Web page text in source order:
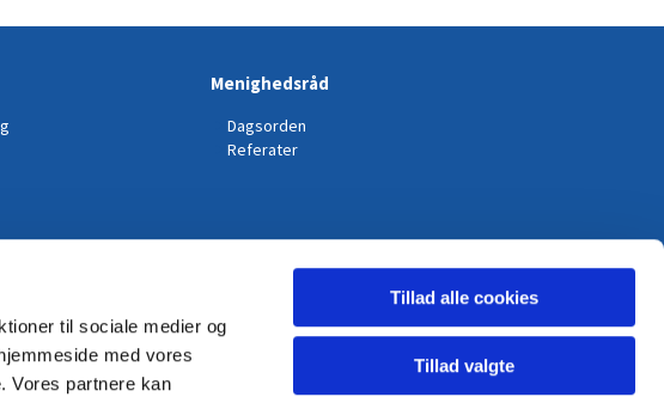
til sociale medier og
med vores
Vores partnere kan
Tillad alle cookies
Tillad valgte
Menighedsråd
Dagsorden
Referater